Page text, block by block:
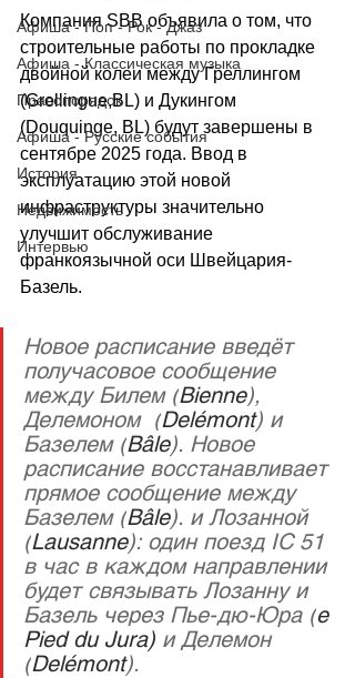
Афиша - Поп - Рок - Джаз
Афиша - Классическая музыка
Правопорядок
Афиша - Русские события
История
Недвижимость
Интервью
Компания SBB объявила о том, что
строительные работы по прокладке
двойной колеи между Греллингом
(Grellingue,BL) и Дукингом
(Douquinge, BL) будут завершены в
сентябре 2025 года. Ввод в
эксплуатацию этой новой
инфраструктуры значительно
улучшит обслуживание
франкоязычной оси Швейцария-
Базель.
Новое расписание введёт
получасовое сообщение
между Билем (Bienne),
Делемоном  (Delémont) и
Базелем (Bâle). Новое
расписание восстанавливает
прямое сообщение между
Базелем (Bâle). и Лозанной
(Lausanne): один поезд IC 51
в час в каждом направлении
будет связывать Лозанну и
Базель через Пье-дю-Юра (e
Pied du Jura) и Делемон
(Delémont).